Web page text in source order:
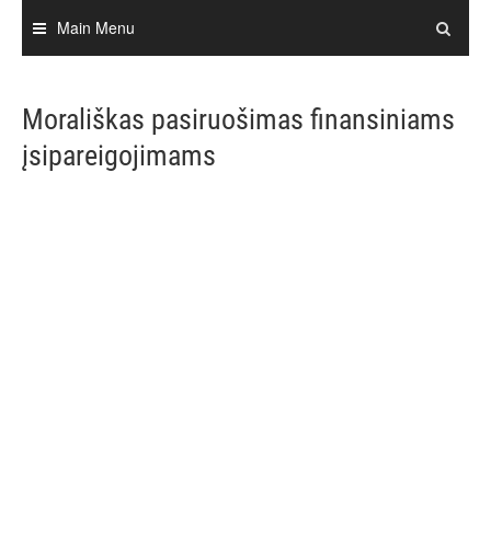
content
Main Menu
Morališkas pasiruošimas finansiniams
įsipareigojimams